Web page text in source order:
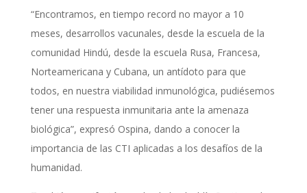
“Encontramos, en tiempo record no mayor a 10
meses, desarrollos vacunales, desde la escuela de la
comunidad Hindú, desde la escuela Rusa, Francesa,
Norteamericana y Cubana, un antídoto para que
todos, en nuestra viabilidad inmunológica, pudiésemos
tener una respuesta inmunitaria ante la amenaza
biológica”, expresó Ospina, dando a conocer la
importancia de las CTI aplicadas a los desafíos de la
humanidad.